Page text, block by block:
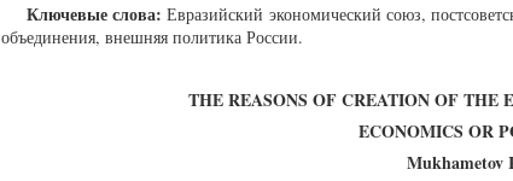
Ключевые слова: Евразийский экономический союз,
объединения, внешняя политика России.
THE REASONS OF CREATION OF THE
ECONOMICS OR
Mukhametov